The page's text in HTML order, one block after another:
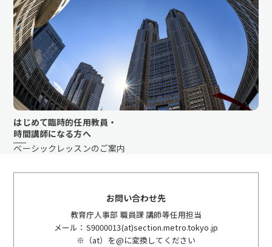
はじめて臨時的任用教員・
時間講師になる方へ
ベーシックレッスンのご案内
お問い合わせ先
教育庁人事部 職員課 講師等任用担当
メール：S9000013(at)section.metro.tokyo.jp
※（at）を@に変換してください